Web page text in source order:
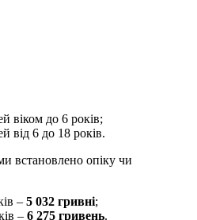
віком до 6 років;
від 6 до 18 років.
встановлено опіку чи
– 5 032 гривні;
– 6 275 гривень.